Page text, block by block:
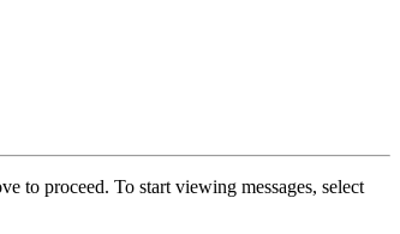
to proceed. To start viewing messages, select